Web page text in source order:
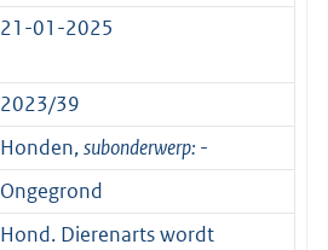
21-01-2025
2023/39
Honden,subonderwerp: -
Ongegrond
Hond. Dierenarts wordt